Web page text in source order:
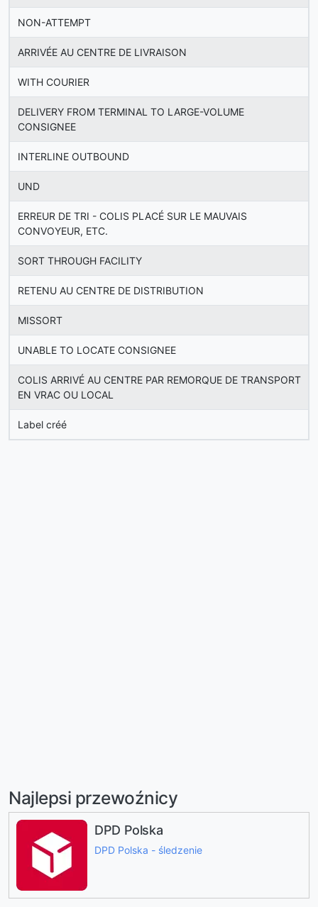
NON-ATTEMPT
ARRIVÉE AU CENTRE DE LIVRAISON
WITH COURIER
DELIVERY FROM TERMINAL TO LARGE-VOLUME
CONSIGNEE
INTERLINE OUTBOUND
UND
ERREUR DE TRI - COLIS PLACÉ SUR LE MAUVAIS
CONVOYEUR, ETC.
SORT THROUGH FACILITY
RETENU AU CENTRE DE DISTRIBUTION
MISSORT
UNABLE TO LOCATE CONSIGNEE
COLIS ARRIVÉ AU CENTRE PAR REMORQUE DE TRANSPORT
EN VRAC OU LOCAL
Label créé
Najlepsi przewoźnicy
DPD Polska
DPD Polska - śledzenie